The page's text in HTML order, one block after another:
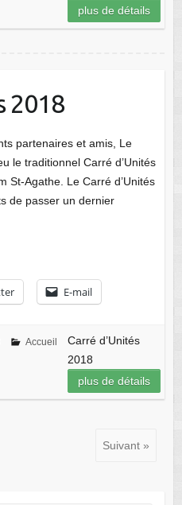
plus de détails
2018
partenaires et amis, Le
le traditionnel Carré d’Unités
St-Agathe. Le Carré d’Unités
de passer un dernier
E-mail
Accueil
Carré d’Unités
2018
plus de détails
Suivant »